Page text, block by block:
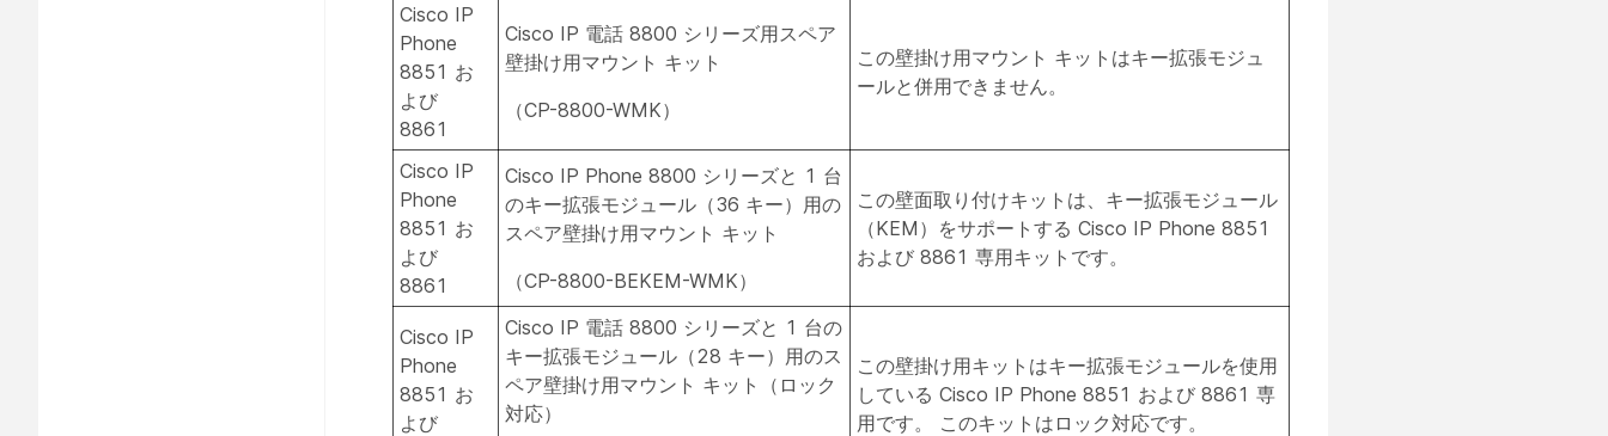
Cisco IP
Phone
8851 お
よび
8861
Cisco IP 電話 8800 シリーズ用スペア
壁掛け用マウント キット
（CP-8800-WMK）
この壁掛け用マウント キットはキー拡張モジュ
ールと併用できません。
Cisco IP
Phone
8851 お
よび
8861
Cisco IP Phone 8800 シリーズと 1 台
のキー拡張モジュール（36 キー）用の
スペア壁掛け用マウント キット
（CP-8800-BEKEM-WMK）
この壁面取り付けキットは、キー拡張モジュール
（KEM）をサポートする Cisco IP Phone 8851
および 8861 専用キットです。
Cisco IP
Phone
8851 お
よび
Cisco IP 電話 8800 シリーズと 1 台の
キー拡張モジュール（28 キー）用のス
ペア壁掛け用マウント キット（ロック
対応）
この壁掛け用キットはキー拡張モジュールを使用
している Cisco IP Phone 8851 および 8861 専
用です。 このキットはロック対応です。